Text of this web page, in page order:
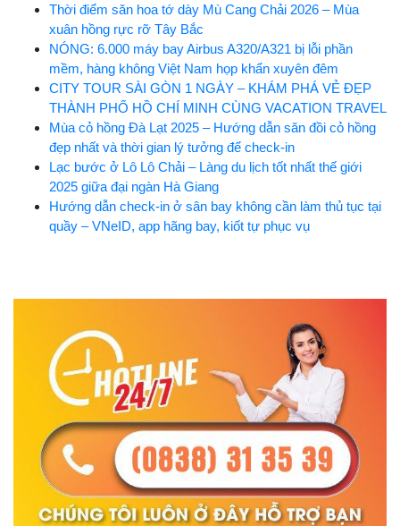
Thời điểm săn hoa tớ dày Mù Cang Chải 2026 – Mùa
xuân hồng rực rỡ Tây Bắc
NÓNG: 6.000 máy bay Airbus A320/A321 bị lỗi phần
mềm, hàng không Việt Nam họp khẩn xuyên đêm
CITY TOUR SÀI GÒN 1 NGÀY – KHÁM PHÁ VẺ ĐẸP
THÀNH PHỐ HỒ CHÍ MINH CÙNG VACATION TRAVEL
Mùa cỏ hồng Đà Lạt 2025 – Hướng dẫn săn đồi cỏ hồng
đẹp nhất và thời gian lý tưởng để check-in
Lạc bước ở Lô Lô Chải – Làng du lịch tốt nhất thế giới
2025 giữa đại ngàn Hà Giang
Hướng dẫn check-in ở sân bay không cần làm thủ tục tại
quầy – VNeID, app hãng bay, kiốt tự phục vụ